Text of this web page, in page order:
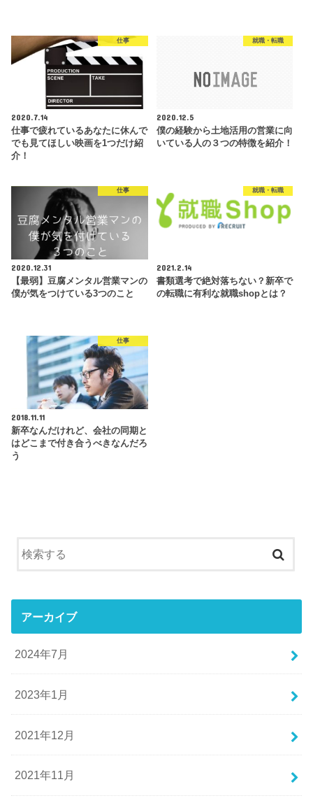
仕事
2020.7.14
仕事で疲れているあなたに休んで
でも見てほしい映画を1つだけ紹
介！
就職・転職
2020.12.5
僕の経験から土地活用の営業に向
いている人の３つの特徴を紹介！
仕事
2020.12.31
【最弱】豆腐メンタル営業マンの
僕が気をつけている3つのこと
就職・転職
2021.2.14
書類選考で絶対落ちない？新卒で
の転職に有利な就職shopとは？
仕事
2018.11.11
新卒なんだけれど、会社の同期と
はどこまで付き合うべきなんだろ
う
アーカイブ
2024年7月
2023年1月
2021年12月
2021年11月